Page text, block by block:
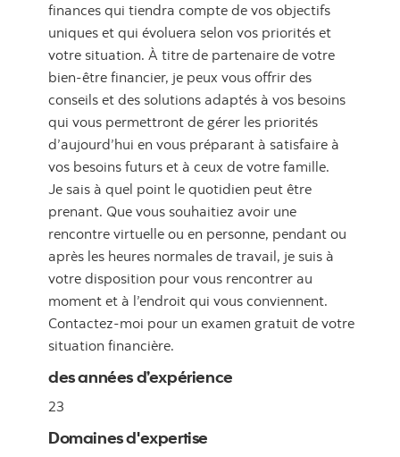
finances qui tiendra compte de vos objectifs
uniques et qui évoluera selon vos priorités et
votre situation. À titre de partenaire de votre
bien-être financier, je peux vous offrir des
conseils et des solutions adaptés à vos besoins
qui vous permettront de gérer les priorités
d’aujourd’hui en vous préparant à satisfaire à
vos besoins futurs et à ceux de votre famille.
Je sais à quel point le quotidien peut être
prenant. Que vous souhaitiez avoir une
rencontre virtuelle ou en personne, pendant ou
après les heures normales de travail, je suis à
votre disposition pour vous rencontrer au
moment et à l’endroit qui vous conviennent.
Contactez-moi pour un examen gratuit de votre
situation financière.
des années d’expérience
23
Domaines d'expertise